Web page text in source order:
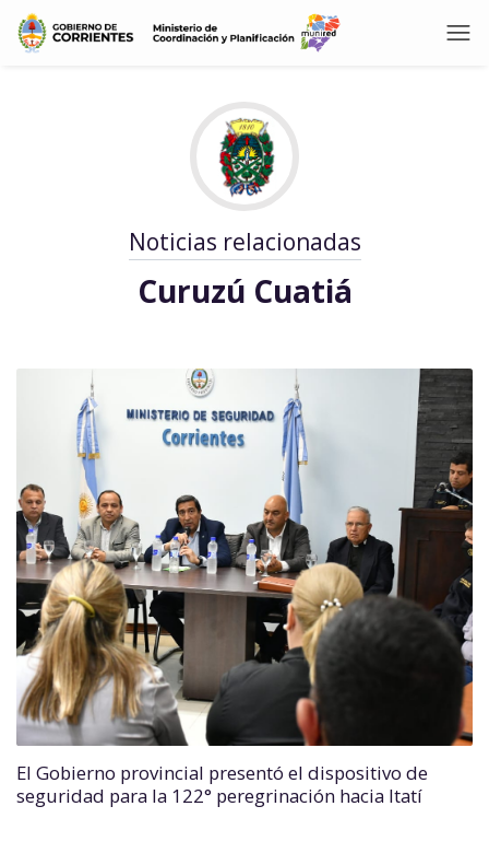
Noticias relacionadas
Curuzú Cuatiá
El Gobierno provincial presentó el dispositivo de
seguridad para la 122° peregrinación hacia Itatí